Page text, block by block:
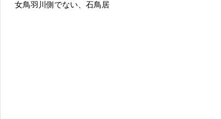
女鳥羽川側でない、石鳥居